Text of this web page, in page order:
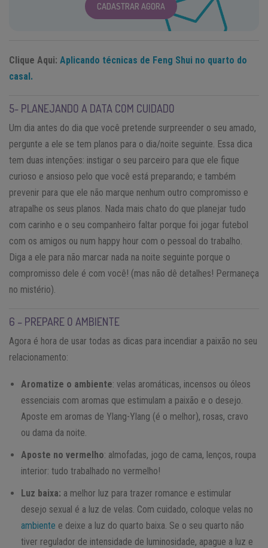
CADASTRAR AGORA
Clique Aqui: Aplicando técnicas de Feng Shui no quarto do
casal.
5- PLANEJANDO A DATA COM CUIDADO
Um dia antes do dia que você pretende surpreender o seu amado,
pergunte a ele se tem planos para o dia/noite seguinte. Essa dica
tem duas intenções: instigar o seu parceiro para que ele fique
curioso e ansioso pelo que você está preparando; e também
prevenir para que ele não marque nenhum outro compromisso e
atrapalhe os seus planos. Nada mais chato do que planejar tudo
com carinho e o seu companheiro faltar porque foi jogar futebol
com os amigos ou num happy hour com o pessoal do trabalho.
Diga a ele para não marcar nada na noite seguinte porque o
compromisso dele é com você! (mas não dê detalhes! Permaneça
no mistério).
6 – PREPARE O AMBIENTE
Agora é hora de usar todas as dicas para incendiar a paixão no seu
relacionamento:
Aromatize o ambiente: velas aromáticas, incensos ou óleos
essenciais com aromas que estimulam a paixão e o desejo.
Aposte em aromas de Ylang-Ylang (é o melhor), rosas, cravo
ou dama da noite.
Aposte no vermelho: almofadas, jogo de cama, lenços, roupa
interior: tudo trabalhado no vermelho!
Luz baixa: a melhor luz para trazer romance e estimular
desejo sexual é a luz de velas. Com cuidado, coloque velas no
ambiente e deixe a luz do quarto baixa. Se o seu quarto não
tiver regulador de intensidade de luminosidade, apague a luz e